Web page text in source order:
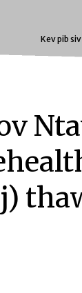
Mus Los
Kev pib